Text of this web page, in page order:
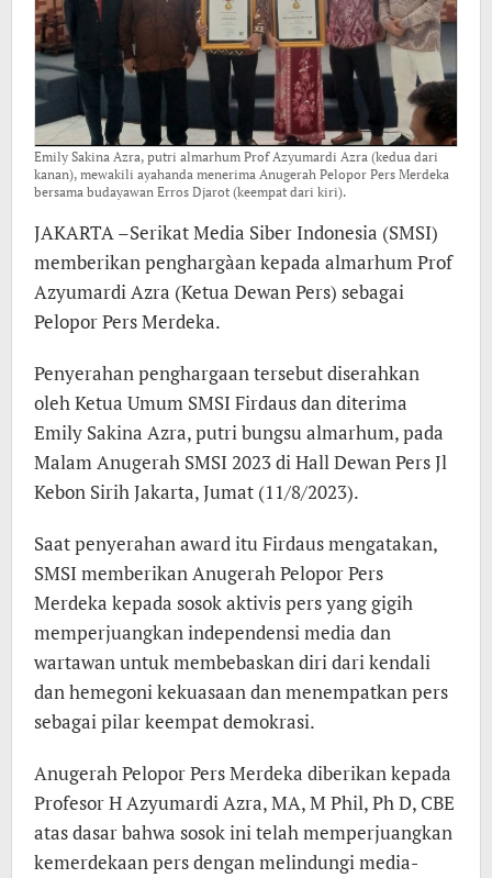
Emily Sakina Azra, putri almarhum Prof Azyumardi Azra (kedua dari
kanan), mewakili ayahanda menerima Anugerah Pelopor Pers Merdeka
bersama budayawan Erros Djarot (keempat dari kiri).
JAKARTA –Serikat Media Siber Indonesia (SMSI)
memberikan penghargàan kepada almarhum Prof
Azyumardi Azra (Ketua Dewan Pers) sebagai
Pelopor Pers Merdeka.
Penyerahan penghargaan tersebut diserahkan
oleh Ketua Umum SMSI Firdaus dan diterima
Emily Sakina Azra, putri bungsu almarhum, pada
Malam Anugerah SMSI 2023 di Hall Dewan Pers Jl
Kebon Sirih Jakarta, Jumat (11/8/2023).
Saat penyerahan award itu Firdaus mengatakan,
SMSI memberikan Anugerah Pelopor Pers
Merdeka kepada sosok aktivis pers yang gigih
memperjuangkan independensi media dan
wartawan untuk membebaskan diri dari kendali
dan hemegoni kekuasaan dan menempatkan pers
sebagai pilar keempat demokrasi.
Anugerah Pelopor Pers Merdeka diberikan kepada
Profesor H Azyumardi Azra, MA, M Phil, Ph D, CBE
atas dasar bahwa sosok ini telah memperjuangkan
kemerdekaan pers dengan melindungi media-